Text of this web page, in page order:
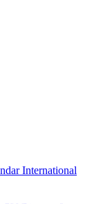
International